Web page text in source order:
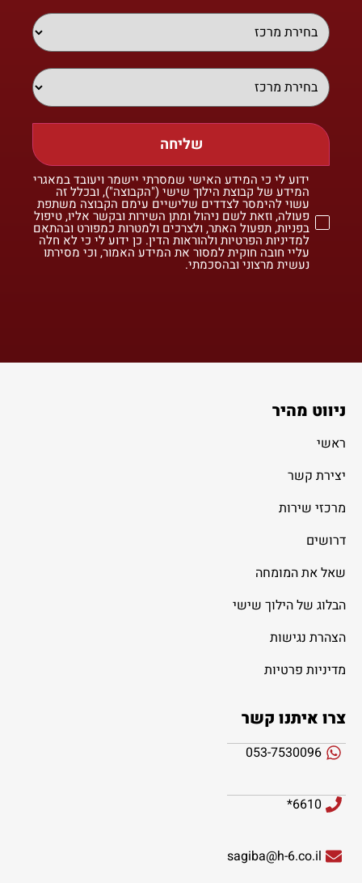
שליחה
ידוע לי כי המידע האישי שמסרתי יישמר ויעובד במאגרי
המידע של קבוצת הילוך שישי ("הקבוצה"), ובכלל זה
עשוי להימסר לצדדים שלישיים עימם הקבוצה משתפת
פעולה, וזאת לשם ניהול ומתן השירות ובקשר אליו, טיפול
בפניות, תפעול האתר, ולצרכים ולמטרות כמפורט ובהתאם
למדיניות הפרטיות ולהוראות הדין. כן ידוע לי כי לא חלה
עליי חובה חוקית למסור את המידע האמור, וכי מסירתו
נעשית מרצוני ובהסכמתי.
ניווט מהיר
ראשי
יצירת קשר
מרכזי שירות
דרושים
שאל את המומחה
הבלוג של הילוך שישי
הצהרת נגישות
מדיניות פרטיות
צרו איתנו קשר
053-7530096
6610*
sagiba@h-6.co.il